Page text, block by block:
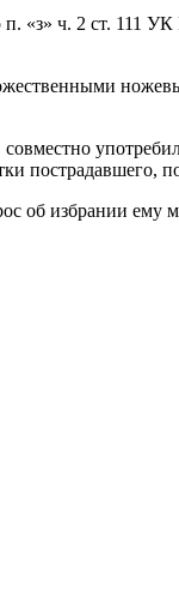
п. «з» ч. 2 ст. 111
пострадавшего,
об избрании ему